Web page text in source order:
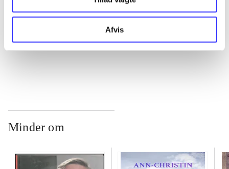
Afvis
...
...
Minder om